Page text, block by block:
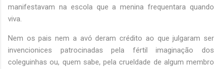
manifestavam na escola que a menina frequentara quando
viva.
Nem os pais nem a avó deram crédito ao que julgaram ser
invencionices patrocinadas pela fértil imaginação dos
coleguinhas ou, quem sabe, pela crueldade de algum membro